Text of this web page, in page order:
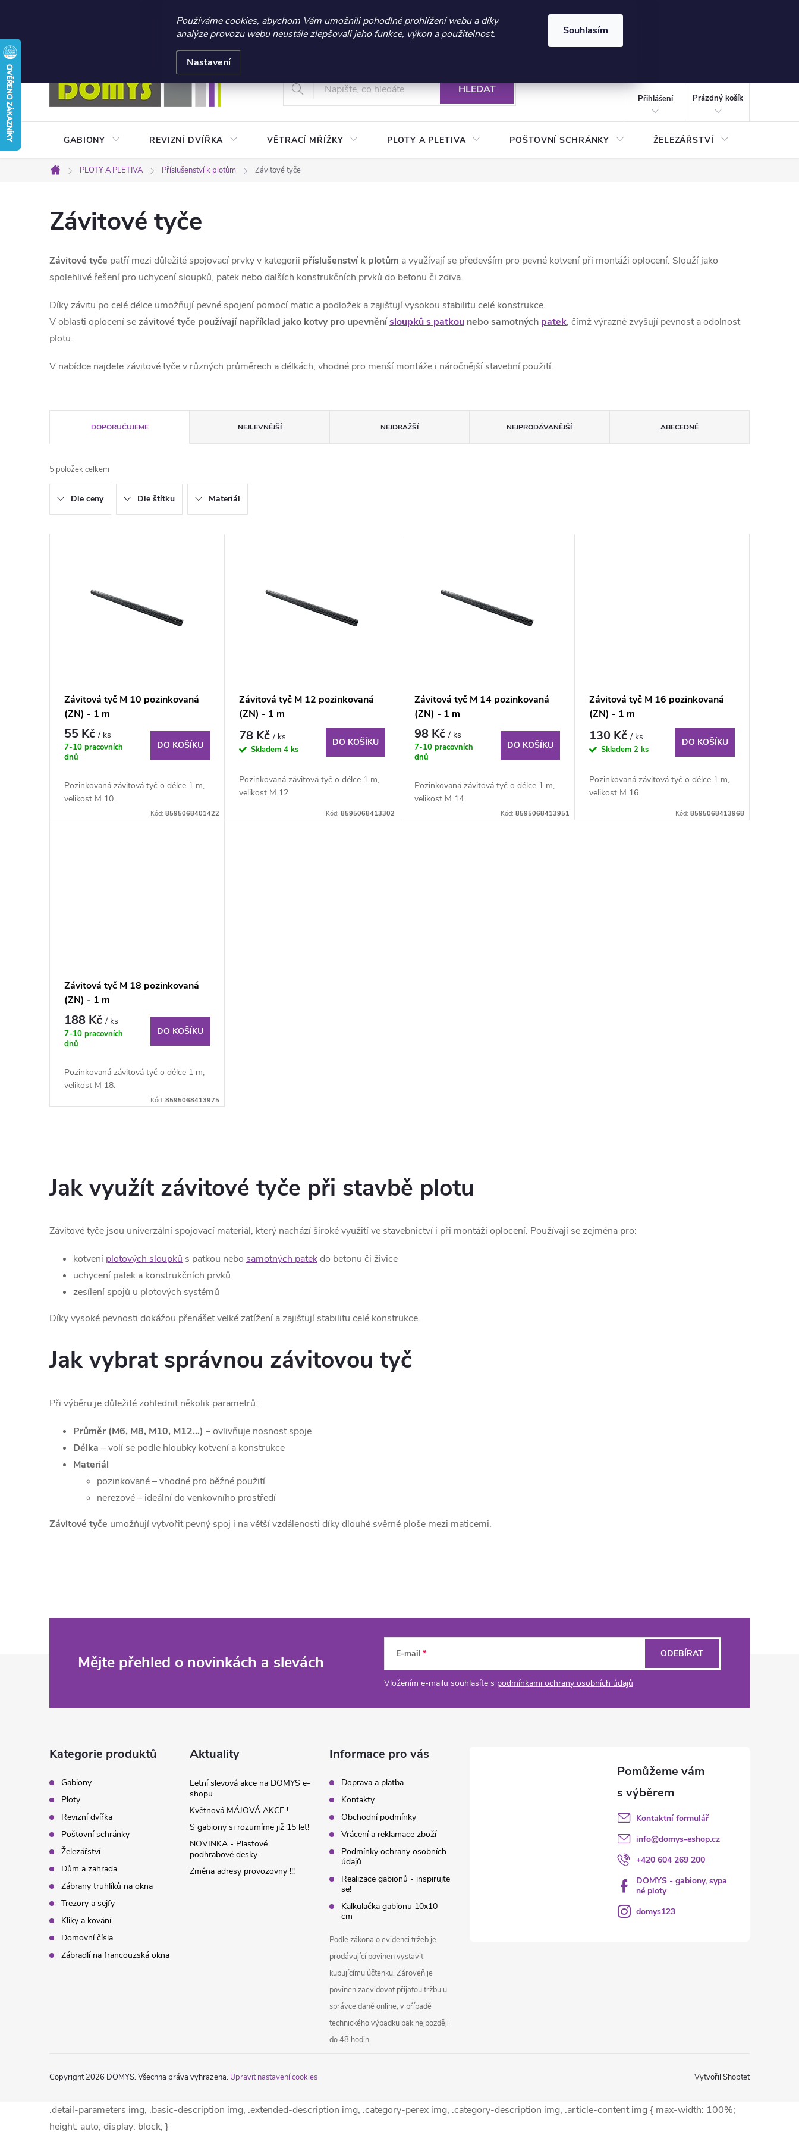
☀️ LETNÍ AKCE 2026 – sleva 300 Kč při nákupu nad 3.000 Kč | Platnost do 21.9.2026 ⏰ | Kód: LÉTO2026
Používáme cookies, abychom Vám umožnili pohodlné prohlížení webu a díky
analýze provozu webu neustále zlepšovali jeho funkce, výkon a použitelnost.
Nastavení
Souhlasím
Přejít
na
obsah
+420 604 269 200
Obchodní podmínky Vrácení a reklamace zboží Podmínky ochrany osobních údajů
HLEDAT
Přihlášení
KOŠÍK
Prázdný košík
GABIONY REVIZNÍ DVÍŘKA VĚTRACÍ MŘÍŽKY PLOTY A PLETIVA POŠTOVNÍ SCHRÁNKY ŽELEZÁŘSTVÍ
Domů
PLOTY A PLETIVA Příslušenství k plotům Závitové tyče
Závitové tyče
Závitové tyče patří mezi důležité spojovací prvky v kategorii příslušenství k plotům a využívají se především pro pevné kotvení při montáži oplocení. Slouží jako
spolehlivé řešení pro uchycení sloupků, patek nebo dalších konstrukčních prvků do betonu či zdiva.
Díky závitu po celé délce umožňují pevné spojení pomocí matic a podložek a zajišťují vysokou stabilitu celé konstrukce.
V oblasti oplocení sezávitové tyče používají například jako kotvy pro upevněnísloupků s patkou nebo samotných patek, čímž výrazně zvyšují pevnost a odolnost
plotu.
V nabídce najdete závitové tyče v různých průměrech a délkách, vhodné pro menší montáže i náročnější stavební použití.
a
z
e
n
ů
DOPORUČUJEME NEJLEVNĚJŠÍ NEJDRAŽŠÍ NEJPRODÁVANĚJŠÍ ABECEDNĚ
5 položek celkem
Dle ceny Dle štítku Materiál
u
Závitová tyč M 10 pozinkovaná
(ZN) - 1 m
55 Kč/ ks
7-10 pracovních
dnů
DO KOŠÍKU
Pozinkovaná závitová tyč o délce 1 m,
velikost M 10.
Kód:8595068401422
Závitová tyč M 12 pozinkovaná
(ZN) - 1 m
78 Kč/ ks
Skladem4 ks
DO KOŠÍKU
Pozinkovaná závitová tyč o délce 1 m,
velikost M 12.
Kód: 8595068413302
Závitová tyč M 14 pozinkovaná
(ZN) - 1 m
98 Kč/ ks
7-10 pracovních
dnů
DO KOŠÍKU
Pozinkovaná závitová tyč o délce 1 m,
velikost M 14.
Kód: 8595068413951
Závitová tyč M 16 pozinkovaná
(ZN) - 1 m
130 Kč/ ks
Skladem 2 ks
DO KOŠÍKU
Pozinkovaná závitová tyč o délce 1 m,
velikost M 16.
Kód: 8595068413968
Závitová tyč M 18 pozinkovaná
(ZN) - 1 m
188 Kč/ ks
7-10 pracovních
dnů
DO KOŠÍKU
Pozinkovaná závitová tyč o délce 1 m,
velikost M 18.
Kód:8595068413975
v
l
á
í
r
k
i
Jak využít závitové tyče při stavbě plotu
Závitové tyče jsou univerzální spojovací materiál, který nachází široké využití ve stavebnictví i při montáži oplocení. Používají se zejména pro:
kotvení plotových sloupků s patkou nebo samotných patekdo betonu či živice
uchycení patek a konstrukčních prvků
zesílení spojů u plotových systémů
Díky vysoké pevnosti dokážou přenášet velké zatížení a zajišťují stabilitu celé konstrukce.
Jak vybrat správnou závitovou tyč
Při výběru je důležité zohlednit několik parametrů:
Průměr (M6, M8, M10, M12…) – ovlivňuje nosnost spoje
Délka – volí se podle hloubky kotvení a konstrukce
Materiál
pozinkované – vhodné pro běžné použití
nerezové – ideální do venkovního prostředí
Závitové tyče umožňují vytvořit pevný spoj i na větší vzdálenosti díky dlouhé svěrné ploše mezi maticemi.
Mějte přehled o novinkách a slevách E-mail
Vložením e-mailu souhlasíte s podmínkami ochrany osobních údajů
ODEBÍRAT
Kategorie produktů
Gabiony
Ploty
Revizní dvířka
Poštovní schránky
Železářství
Dům a zahrada
Zábrany truhlíků na okna
Trezory a sejfy
Kliky a kování
Domovní čísla
Zábradlí na francouzská okna
Aktuality
Letní slevová akce na DOMYS e-
shopu
Květnová MÁJOVÁ AKCE !
S gabiony si rozumíme již 15 let!
NOVINKA - Plastové
podhrabové desky
Změna adresy provozovny !!!
Informace pro vás
Doprava a platba
Kontakty
Obchodní podmínky
Vrácení a reklamace zboží
Podmínky ochrany osobních
údajů
Realizace gabionů - inspirujte
se!
Kalkulačka gabionu 10x10
cm
Podle zákona o evidenci tržeb je
prodávající povinen vystavit
kupujícímu účtenku. Zároveň je
povinen zaevidovat přijatou tržbu u
správce daně online; v případě
technického výpadku pak nejpozději
do 48 hodin.
Kontaktní formulář
info@domys-eshop.cz
+420 604 269 200
DOMYS - gabiony, sypa
né ploty
domys123
Vytvořil Shoptet
Copyright 2026 DOMYS. Všechna práva vyhrazena. Upravit nastavení cookies
.detail-parameters img, .basic-description img, .extended-description img, .category-perex img, .category-description img, .article-content img { max-width: 100%;
height: auto; display: block; }